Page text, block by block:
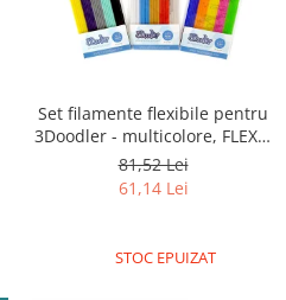
Set filamente flexibile pentru
3Doodler - multicolore, FLEXY,
Mix 3, Super Fruit
81,52 Lei
61,14 Lei
STOC EPUIZAT